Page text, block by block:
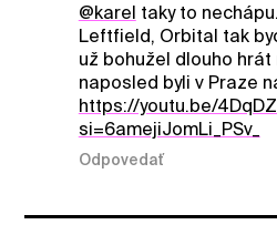
@karel taky to
Leftfield, Orbital tak
už bohužel dlouho hrát
naposled byli v Praze
https://youtu.be/
si=6amejiJomLi_PSv_
Odpovedať